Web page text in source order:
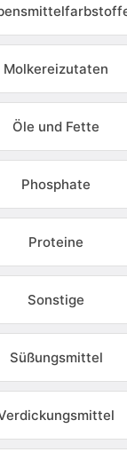
Molkereizutaten
Öle und Fette
Phosphate
Proteine
Sonstige
Süßungsmittel